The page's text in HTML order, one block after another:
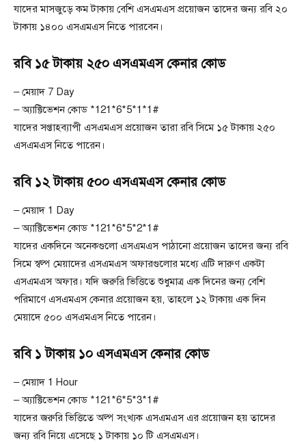
যাদের মাসজুড়ে কম টাকায় বেশি এসএমএস প্রয়োজন তাদের জন্য রবি ২০
টাকায় ১৪০০ এসএমএস নিতে পারবেন।
রবি ১৫ টাকায় ২৫০ এসএমএস কেনার কোড
– মেয়াদ 7 Day
– অ্যাক্টিভেশন কোড *121*6*5*1*1#
যাদের সপ্তাহব্যাপী এসএমএস প্রয়োজন তারা রবি সিমে ১৫ টাকায় ২৫০
এসএমএস নিতে পারেন।
রবি ১২ টাকায় ৫০০ এসএমএস কেনার কোড
– মেয়াদ 1 Day
– অ্যাক্টিভেশন কোড *121*6*5*2*1#
যাদের একদিনে অনেকগুলো এসএমএস পাঠানো প্রয়োজন তাদের জন্য রবি
সিমে স্বল্প মেয়াদের এসএমএস অফারগুলোর মধ্যে এটি দারুণ একটা
এসএমএস অফার। যদি জরুরি ভিত্তিতে শুধুমাত্র এক দিনের জন্য বেশি
পরিমাণে এসএমএস কেনার প্রয়োজন হয়, তাহলে ১২ টাকায় এক দিন
মেয়াদে ৫০০ এসএমএস নিতে পারেন।
রবি ১ টাকায় ১০ এসএমএস কেনার কোড
– মেয়াদ 1 Hour
– অ্যাক্টিভেশন কোড *121*6*5*3*1#
যাদের জরুরি ভিত্তিতে অল্প সংখ্যক এসএমএস এর প্রয়োজন হয় তাদের
জন্য রবি নিয়ে এসেছে ১ টাকায় ১০ টি এসএমএস।